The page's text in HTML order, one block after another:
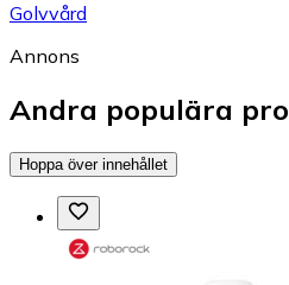
Golvvård
Annons
Andra populära
Hoppa över innehållet